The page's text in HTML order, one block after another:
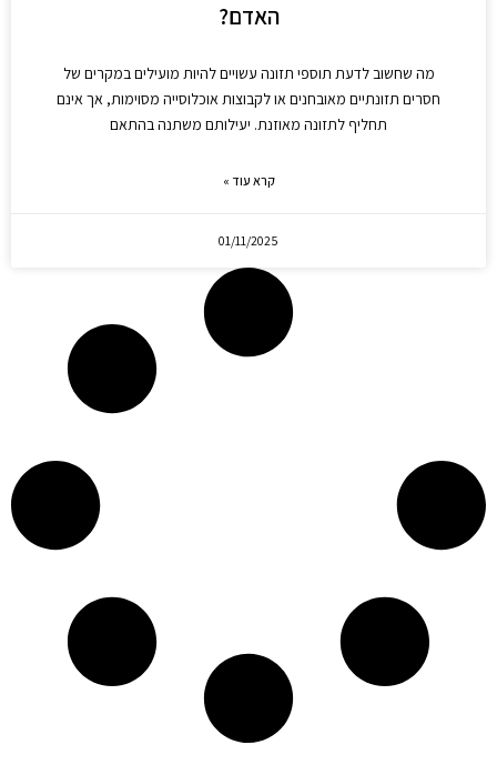
האדם?
מה שחשוב לדעת תוספי תזונה עשויים להיות מועילים במקרים של
חסרים תזונתיים מאובחנים או לקבוצות אוכלוסייה מסוימות, אך אינם
תחליף לתזונה מאוזנת. יעילותם משתנה בהתאם
קרא עוד »
01/11/2025